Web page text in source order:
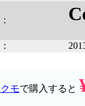
モで購入すると